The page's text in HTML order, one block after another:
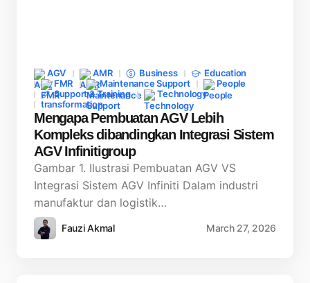
AGV AMR Business
Education
FMR
Maintenance Support
People
Support & Training
Technology
transformation
Mengapa Pembuatan AGV Lebih
Kompleks dibandingkan Integrasi Sistem
AGV Infinitigroup
Gambar 1. Ilustrasi Pembuatan AGV VS
Integrasi Sistem AGV Infiniti Dalam industri
manufaktur dan logistik…
Fauzi Akmal March 27, 2026